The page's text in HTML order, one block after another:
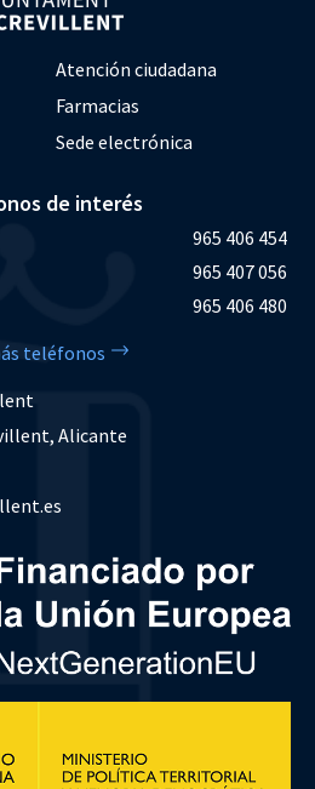
Atención ciudadana
Farmacias
Sede electrónica
de interés
965 406 454
965 407 056
965 406 480
teléfonos
Alicante